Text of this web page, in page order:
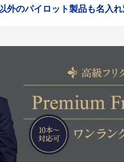
外のパイロット製品も名入